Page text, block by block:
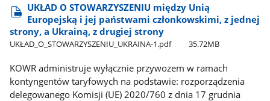
UKŁAD O STOWARZYSZENIU między Unią
Europejską i jej państwami członkowskimi, z jednej
strony, a Ukrainą, z drugiej strony
UKŁAD​_O​_STOWARZYSZENIU​_UKRAINA-1.pdf 35.72MB
KOWR administruje wyłącznie przywozem w ramach
kontyngentów taryfowych na podstawie: rozporządzenia
delegowanego Komisji (UE) 2020/760 z dnia 17 grudnia